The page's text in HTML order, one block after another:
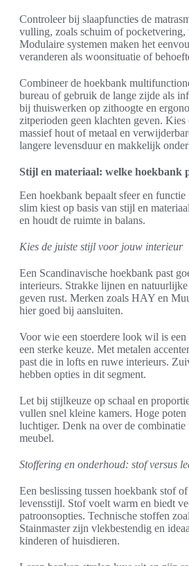
Controleer bij slaapfuncties de
vulling, zoals schuim of pocketvering,
Modulaire systemen maken het
veranderen als woonsituatie of
Combineer de hoekbank
bureau of gebruik de lange zijde als
bij thuiswerken op zithoogte en
zitperioden geen klachten geven. Kies
massief hout of metaal en
langere levensduur en makkelijk
Stijl en materiaal: welke hoekbank
Een hoekbank bepaalt sfeer en
slim kiest op basis van stijl en
en houdt de ruimte in balans.
Kies de juiste stijl voor jouw interieur
Een Scandinavische hoekbank past
interieurs. Strakke lijnen en
geven rust. Merken zoals HAY en
hier goed bij aansluiten.
Voor wie een stoerdere look wil is
een sterke keuze. Met metalen
past die in lofts en ruwe interieurs.
hebben opties in dit segment.
Let bij stijlkeuze op schaal en
vullen snel kleine kamers. Hoge
luchtiger. Denk na over de combinatie
meubel.
Stoffering en onderhoud: stof versus
Een beslissing tussen hoekbank stof
levensstijl. Stof voelt warm en biedt
patroonsopties. Technische stoffen
Stainmaster zijn vlekbestendig en
kinderen of huisdieren.